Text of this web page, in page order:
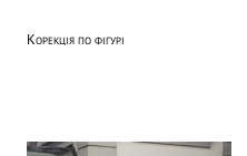
Корекція по фігурі